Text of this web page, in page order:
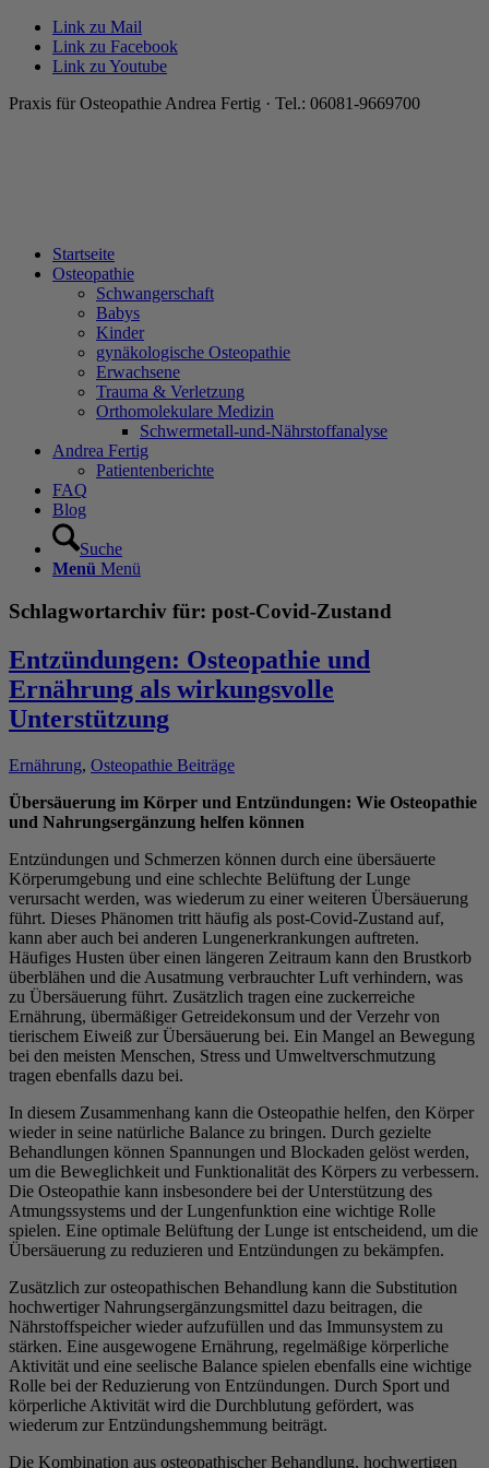
Link zu Mail
Link zu Facebook
Link zu Youtube
Praxis für Osteopathie Andrea Fertig · Tel.: 06081-9669700
Startseite
Osteopathie
Schwangerschaft
Babys
Kinder
gynäkologische Osteopathie
Erwachsene
Trauma & Verletzung
Orthomolekulare Medizin
Schwermetall-und-Nährstoffanalyse
Andrea Fertig
Patientenberichte
FAQ
Blog
Suche
Menü Menü
Schlagwortarchiv für: post-Covid-Zustand
Entzündungen: Osteopathie und
Ernährung als wirkungsvolle
Unterstützung
Ernährung, Osteopathie Beiträge
Übersäuerung im Körper und Entzündungen: Wie Osteopathie
und Nahrungsergänzung helfen können
Entzündungen und Schmerzen können durch eine übersäuerte
Körperumgebung und eine schlechte Belüftung der Lunge
verursacht werden, was wiederum zu einer weiteren Übersäuerung
führt. Dieses Phänomen tritt häufig als post-Covid-Zustand auf,
kann aber auch bei anderen Lungenerkrankungen auftreten.
Häufiges Husten über einen längeren Zeitraum kann den Brustkorb
überblähen und die Ausatmung verbrauchter Luft verhindern, was
zu Übersäuerung führt. Zusätzlich tragen eine zuckerreiche
Ernährung, übermäßiger Getreidekonsum und der Verzehr von
tierischem Eiweiß zur Übersäuerung bei. Ein Mangel an Bewegung
bei den meisten Menschen, Stress und Umweltverschmutzung
tragen ebenfalls dazu bei.
In diesem Zusammenhang kann die Osteopathie helfen, den Körper
wieder in seine natürliche Balance zu bringen. Durch gezielte
Behandlungen können Spannungen und Blockaden gelöst werden,
um die Beweglichkeit und Funktionalität des Körpers zu verbessern.
Die Osteopathie kann insbesondere bei der Unterstützung des
Atmungssystems und der Lungenfunktion eine wichtige Rolle
spielen. Eine optimale Belüftung der Lunge ist entscheidend, um die
Übersäuerung zu reduzieren und Entzündungen zu bekämpfen.
Zusätzlich zur osteopathischen Behandlung kann die Substitution
hochwertiger Nahrungsergänzungsmittel dazu beitragen, die
Nährstoffspeicher wieder aufzufüllen und das Immunsystem zu
stärken. Eine ausgewogene Ernährung, regelmäßige körperliche
Aktivität und eine seelische Balance spielen ebenfalls eine wichtige
Rolle bei der Reduzierung von Entzündungen. Durch Sport und
körperliche Aktivität wird die Durchblutung gefördert, was
wiederum zur Entzündungshemmung beiträgt.
Die Kombination aus osteopathischer Behandlung, hochwertigen